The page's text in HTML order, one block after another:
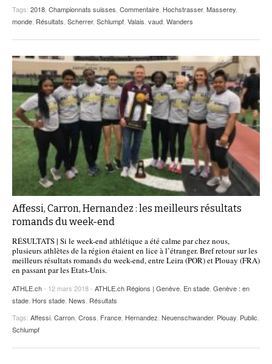
Tags: 2018 Championnats suisses Commentaire Hochstrasser, Masserey
monde Résultats Scherrer, Schlumpf Valais vaud Wanders
Affessi, Carron, Hernandez : les meilleurs résultats
romands du week-end
RÉSULTATS | Si le week-end athlétique a été calme par chez nous,
plusieurs athlètes de la région étaient en lice à l’étranger. Bref retour sur les
meilleurs résultats romands du week-end, entre Leira (POR) et Plouay (FRA)
en passant par les Etats-Unis.
ATHLE.ch- 12 mars 2018 - ATHLE.ch Régions | Genève En stade Genève : en
stade Hors stade News Résultats
Tags: Affessi Carron Cross France Hernandez Neuenschwander, Plouay Public
Schlumpf